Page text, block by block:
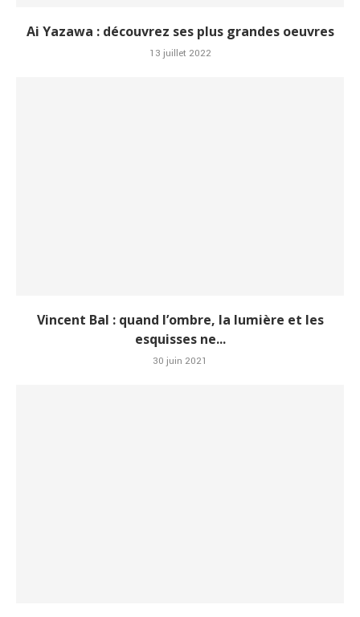
Ai Yazawa : découvrez ses plus grandes oeuvres
13 juillet 2022
Vincent Bal : quand l’ombre, la lumière et les
esquisses ne...
30 juin 2021